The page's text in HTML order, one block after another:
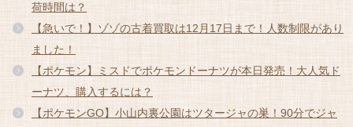
荷時間は？
【急いで！】ゾゾの古着買取は12月17日まで！人数制限があり
ました！
【ポケモン】ミスドでポケモンドーナツが本日発売！大人気ド
ーナツ、購入するには？
【ポケモンGO】小山内裏公園はツタージャの巣！90分でジャ